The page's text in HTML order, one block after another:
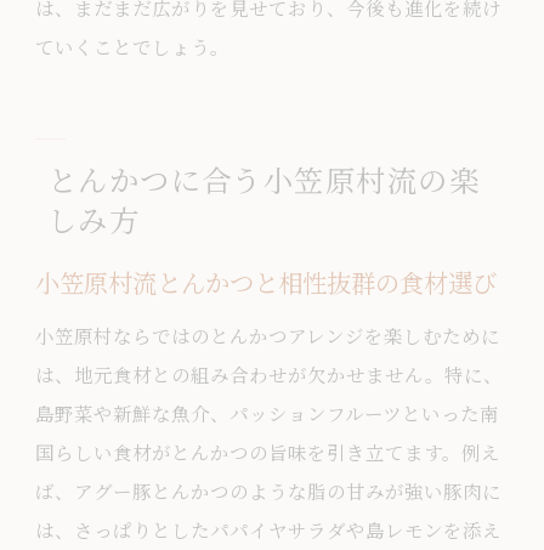
は、まだまだ広がりを見せており、今後も進化を続け
ていくことでしょう。
とんかつに合う小笠原村流の楽
しみ方
小笠原村流とんかつと相性抜群の食材選び
小笠原村ならではのとんかつアレンジを楽しむために
は、地元食材との組み合わせが欠かせません。特に、
島野菜や新鮮な魚介、パッションフルーツといった南
国らしい食材がとんかつの旨味を引き立てます。例え
ば、アグー豚とんかつのような脂の甘みが強い豚肉に
は、さっぱりとしたパパイヤサラダや島レモンを添え